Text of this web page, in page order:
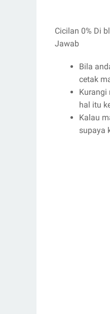
Cicilan 0% Di
Jawab
Bila
cetak
Kurangi
hal itu
Kalau
supaya